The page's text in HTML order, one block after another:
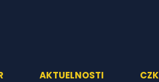
AKTUELNOSTI CZK